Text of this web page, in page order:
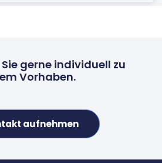
gerne individuell zu
Vorhaben.
aufnehmen